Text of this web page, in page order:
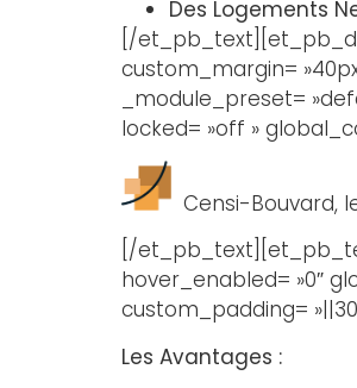
Des Logements
[/
custom_margin=
_module_preset=
locked= »off »
Censi-Bouvard,
[/
hover_enabled= »0″
custom_padding=
Les Avantages :